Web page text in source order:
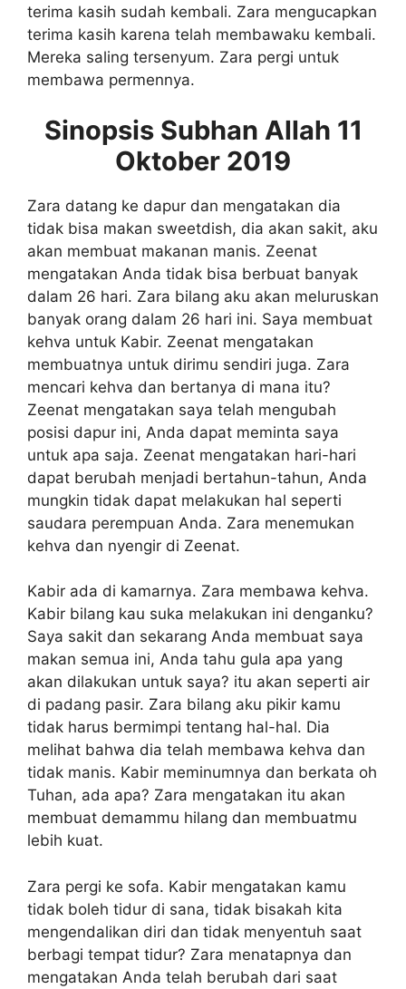
terima kasih sudah kembali. Zara mengucapkan
terima kasih karena telah membawaku kembali.
Mereka saling tersenyum. Zara pergi untuk
membawa permennya.
Sinopsis Subhan Allah 11
Oktober 2019
Zara datang ke dapur dan mengatakan dia
tidak bisa makan sweetdish, dia akan sakit, aku
akan membuat makanan manis. Zeenat
mengatakan Anda tidak bisa berbuat banyak
dalam 26 hari. Zara bilang aku akan meluruskan
banyak orang dalam 26 hari ini. Saya membuat
kehva untuk Kabir. Zeenat mengatakan
membuatnya untuk dirimu sendiri juga. Zara
mencari kehva dan bertanya di mana itu?
Zeenat mengatakan saya telah mengubah
posisi dapur ini, Anda dapat meminta saya
untuk apa saja. Zeenat mengatakan hari-hari
dapat berubah menjadi bertahun-tahun, Anda
mungkin tidak dapat melakukan hal seperti
saudara perempuan Anda. Zara menemukan
kehva dan nyengir di Zeenat.
Kabir ada di kamarnya. Zara membawa kehva.
Kabir bilang kau suka melakukan ini denganku?
Saya sakit dan sekarang Anda membuat saya
makan semua ini, Anda tahu gula apa yang
akan dilakukan untuk saya? itu akan seperti air
di padang pasir. Zara bilang aku pikir kamu
tidak harus bermimpi tentang hal-hal. Dia
melihat bahwa dia telah membawa kehva dan
tidak manis. Kabir meminumnya dan berkata oh
Tuhan, ada apa? Zara mengatakan itu akan
membuat demammu hilang dan membuatmu
lebih kuat.
Zara pergi ke sofa. Kabir mengatakan kamu
tidak boleh tidur di sana, tidak bisakah kita
mengendalikan diri dan tidak menyentuh saat
berbagi tempat tidur? Zara menatapnya dan
mengatakan Anda telah berubah dari saat